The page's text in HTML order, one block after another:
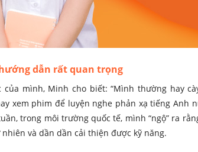
dẫn rất quan trọng
mình, Minh cho biết: “Mình thường hay
xem phim để luyện nghe phản xạ tiếng Anh
trong môi trường quốc tế, mình “ngộ” ra
và dần dần cải thiện được kỹ năng.